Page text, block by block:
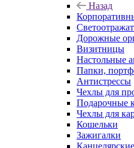
Назад
Дорожные
Визитницы
Настольные
Папки,
Антистрессы
Чехлы для
Подарочные
Чехлы для
Кошельки
Зажигалки